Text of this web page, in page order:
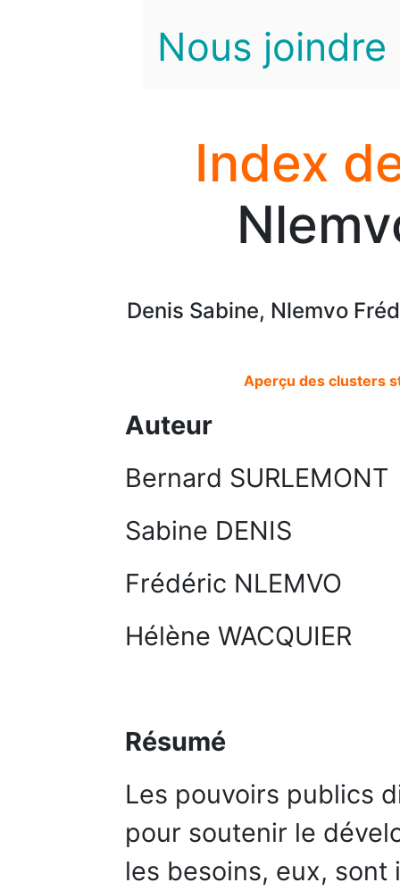
Nous joindre
Index
Denis Sabine, Nlemvo
Aperçu des clusters
Auteur
Bernard SURLEMONT
Sabine DENIS
Frédéric NLEMVO
Hélène WACQUIER
Résumé
Les pouvoirs publics
pour soutenir le
les besoins, eux,